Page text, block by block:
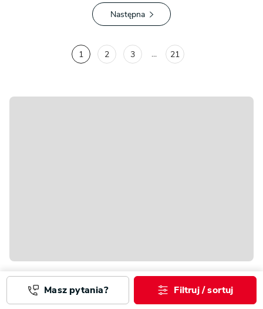
Następna
1 2 3 ... 21
Masz pytania? Filtruj / sortuj
Porady
PROJEKT DOMU